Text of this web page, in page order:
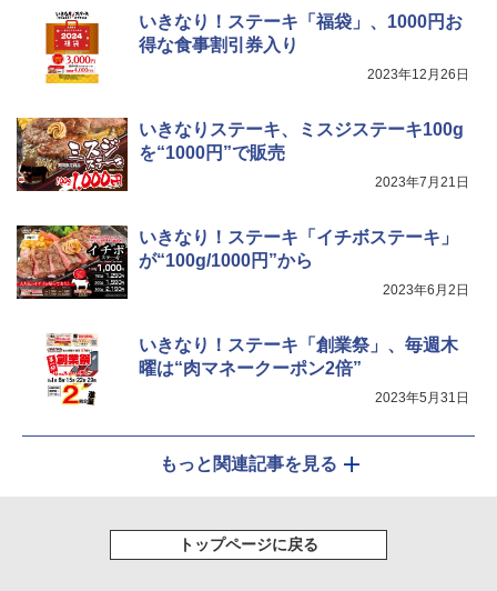
カップヌードル レギュラー 日清食品 カ
ップ麺 78g×20個
5
マルちゃん マルちゃんZUBAAAN! 横浜
家系醤油豚骨 3食パック 130g×3食
￥467
￥26,130
ジ 石窯ドーム ER-D80A(K) ブラック 25
0℃ 1段調理 フラットテーブル 電子レン
ジ 赤外線センサー ノンフライ調理 簡単
お手入れ 小型 新生活 一人暮らし 二人暮
￥34,546
AX-XJ1-B ブラック 30L 2段調理 コンベ
クション トースト機能
いきなり！ステーキ「福袋」、1000円お
得な食事割引券入り
2023年12月26日
いきなりステーキ、ミスジステーキ100g
を“1000円”で販売
2023年7月21日
いきなり！ステーキ「イチボステーキ」
が“100g/1000円”から
2023年6月2日
いきなり！ステーキ「創業祭」、毎週木
曜は“肉マネークーポン2倍”
2023年5月31日
もっと関連記事を見る
トップページに戻る